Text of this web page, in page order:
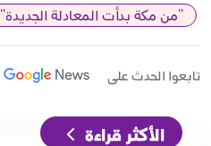
"من مكة بدأت المعادلة الجديدة"
تابعوا الحدث على
الأكثر قراءة